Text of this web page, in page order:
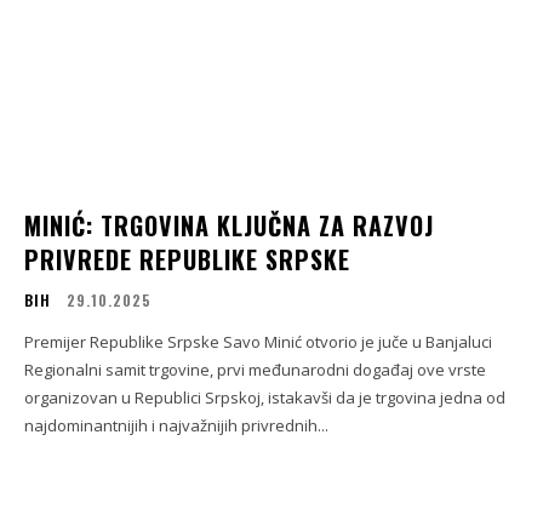
MINIĆ: TRGOVINA KLJUČNA ZA RAZVOJ
PRIVREDE REPUBLIKE SRPSKE
BIH 29.10.2025
Premijer Republike Srpske Savo Minić otvorio je juče u Banjaluci
Regionalni samit trgovine, prvi međunarodni događaj ove vrste
organizovan u Republici Srpskoj, istakavši da je trgovina jedna od
najdominantnijih i najvažnijih privrednih...